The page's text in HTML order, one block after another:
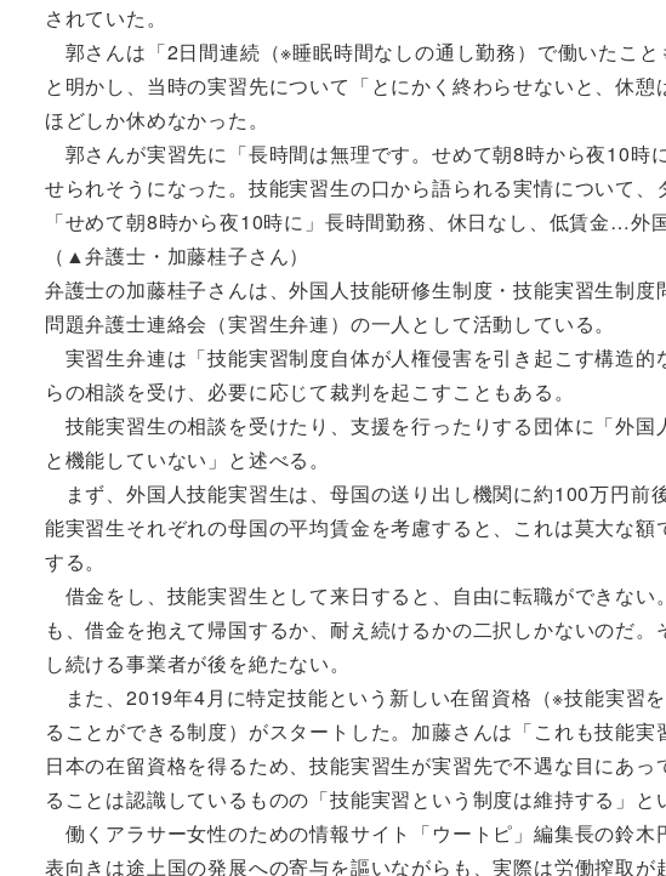
されていた。
郭さんは「2日間連続（※睡眠時間なしの通し勤務）で働いたこ
と明かし、当時の実習先について「とにかく終わらせないと、休
ほどしか休めなかった。
郭さんが実習先に「長時間は無理です。せめて朝8時から夜10時
せられそうになった。技能実習生の口から語られる実情について、
「せめて朝8時から夜10時に」長時間勤務、休日なし、低賃金…外
（▲弁護士・加藤桂子さん）
弁護士の加藤桂子さんは、外国人技能研修生制度・技能実習生制
問題弁護士連絡会（実習生弁連）の一人として活動している。
実習生弁連は「技能実習制度自体が人権侵害を引き起こす構造
らの相談を受け、必要に応じて裁判を起こすこともある。
技能実習生の相談を受けたり、支援を行ったりする団体に「外
と機能していない」と述べる。
まず、外国人技能実習生は、母国の送り出し機関に約100万円前
能実習生それぞれの母国の平均賃金を考慮すると、これは莫大な
する。
借金をし、技能実習生として来日すると、自由に転職ができな
も、借金を抱えて帰国するか、耐え続けるかの二択しかないのだ
し続ける事業者が後を絶たない。
また、2019年4月に特定技能という新しい在留資格（※技能実習
ることができる制度）がスタートした。加藤さんは「これも技能
日本の在留資格を得るため、技能実習生が実習先で不遇な目にあ
ることは認識しているものの「技能実習という制度は維持する」と
働くアラサー女性のための情報サイト「ウートピ」編集長の鈴木
表向きは途上国の発展への寄与を謳いながらも、実際は労働搾取